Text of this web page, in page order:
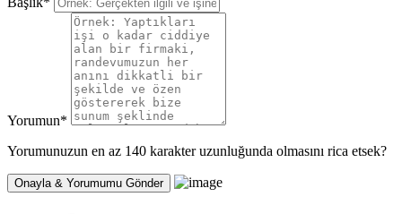
Yorumun*
Yorumunuzun en az 140 karakter uzunluğunda olmasını rica etsek?